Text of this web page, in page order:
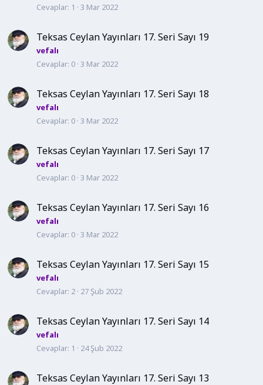
Cevaplar 1 3 Mar 2022
Teksas Ceylan Yayınları 17. Seri Sayı 19
vefalı
Cevaplar 0 3 Mar 2022
Teksas Ceylan Yayınları 17. Seri Sayı 18
vefalı
Cevaplar 0 3 Mar 2022
Teksas Ceylan Yayınları 17. Seri Sayı 17
vefalı
Cevaplar 0 3 Mar 2022
Teksas Ceylan Yayınları 17. Seri Sayı 16
vefalı
Cevaplar 0 3 Mar 2022
Teksas Ceylan Yayınları 17. Seri Sayı 15
vefalı
Cevaplar 2 27 Şub 2022
Teksas Ceylan Yayınları 17. Seri Sayı 14
vefalı
Cevaplar 1 24 Şub 2022
Teksas Ceylan Yayınları 17. Seri Sayı 13